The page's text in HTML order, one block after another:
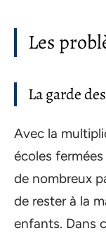
Les
La garde
Avec la
écoles
de nombreux
de rester à la
enfants. Dans